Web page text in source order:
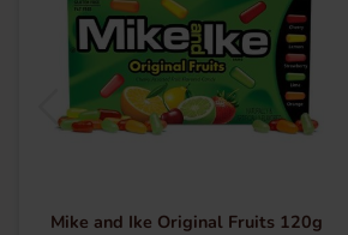
Mike and Ike Original Fruits 120g